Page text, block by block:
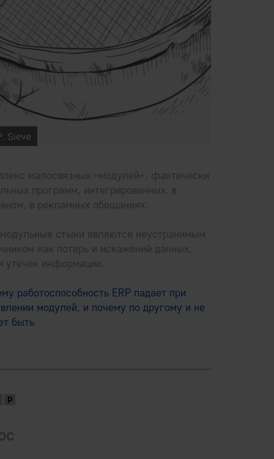
малосвязных «модулей», фактически
программ, интегрированных, в
в рекламных обещаниях.
стыки являются неустранимым
как потерь и искажений данных,
утечек информации.
работоспособность ERP падает при
модулей, и почему по другому и не
быть